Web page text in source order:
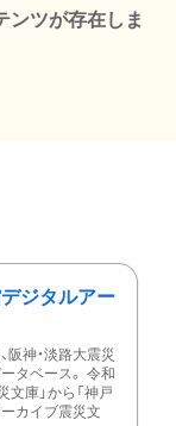
ンツが存在しま
ジタルアー
阪神・淡路大震災
タベース。 令和
文庫」から「神戸
カイブ震災文